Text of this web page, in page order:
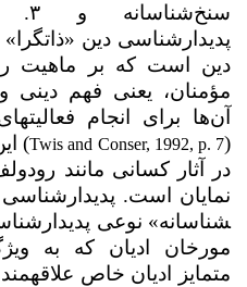
پدیدارشناسی دین
دین است که بر ماهیت
مؤمنان، یعنی فهم دینی
آن‌ها برای انجام
(
Twis and Conser, 1992, p. 7
)
در آثار کسانی مانند
نمایان است.
شناسانه» نوعی
مورخان ادیان که به
متمایز ادیان خاص